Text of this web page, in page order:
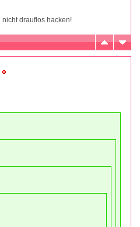
drauflos hacken!